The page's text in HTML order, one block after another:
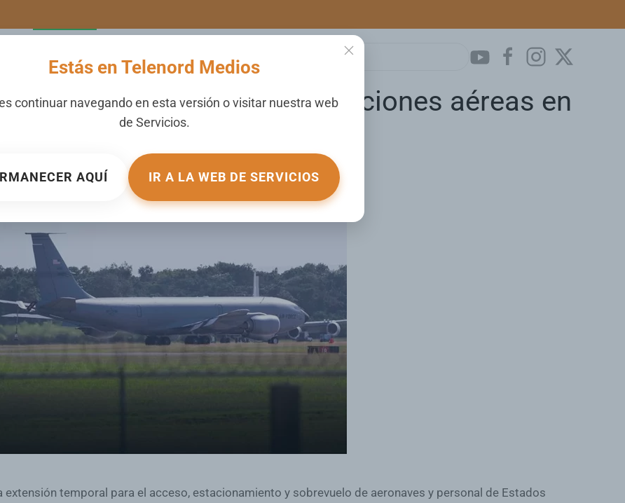
Estás en Telenord Medios
continuar navegando en esta versión o visitar nuestra web
de Servicios.
AQUÍ IR A LA WEB DE SERVICIOS
a EE. UU. para operaciones aéreas en
temporal para el acceso, estacionamiento y sobrevuelo de aeronaves y personal de Estados